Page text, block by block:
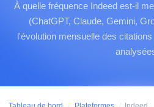
À quelle fréquence Indeed est-il
(ChatGPT, Claude, Gemini,
l'évolution mensuelle des